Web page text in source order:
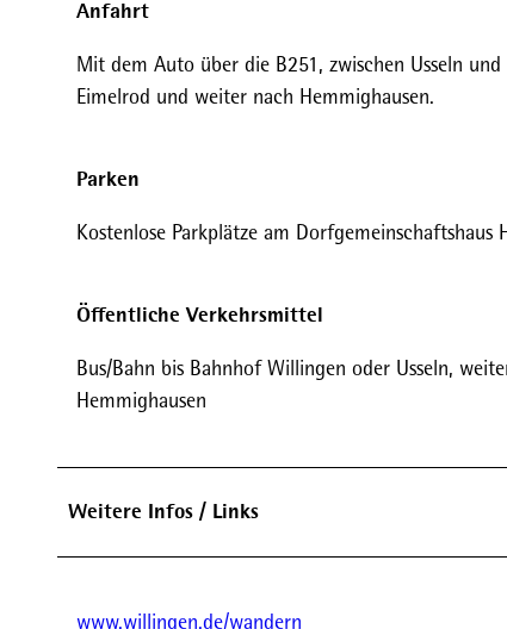
Anfahrt
Mit dem Auto über die B251, zwischen Usseln
Eimelrod und weiter nach Hemmighausen.
Parken
Kostenlose Parkplätze am
Öffentliche Verkehrsmittel
Bus/Bahn bis Bahnhof Willingen oder Usseln,
Hemmighausen
Weitere Infos / Links
www.willingen.de/wandern